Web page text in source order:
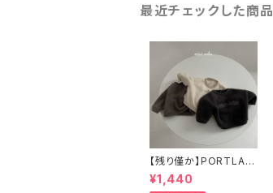
最近チェックした商品
【残り僅か】PORTLAN
D MTM (BABY) フリ
ーススウェット
¥1,440